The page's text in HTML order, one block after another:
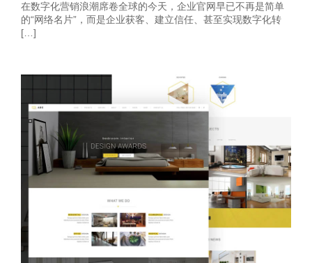
在数字化营销浪潮席卷全球的今天，企业官网早已不再是简单
的“网络名片”，而是企业获客、建立信任、甚至实现数字化转
[…]